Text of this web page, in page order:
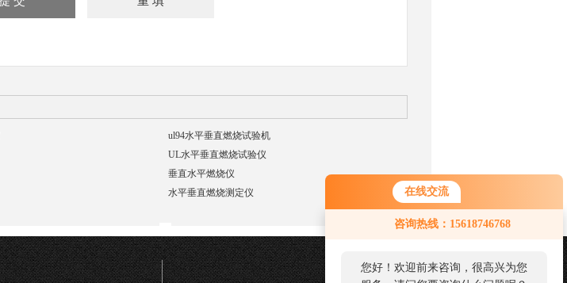
在线交流
咨询热线：15618746768
您好！欢迎前来咨询，很高兴为您
ul94水平垂直燃烧试验机
UL水平垂直燃烧试验仪
垂直水平燃烧仪
水平垂直燃烧测定仪